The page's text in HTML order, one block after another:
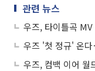
관련 뉴스
우즈, 타이틀곡
우즈, 컴백 이어